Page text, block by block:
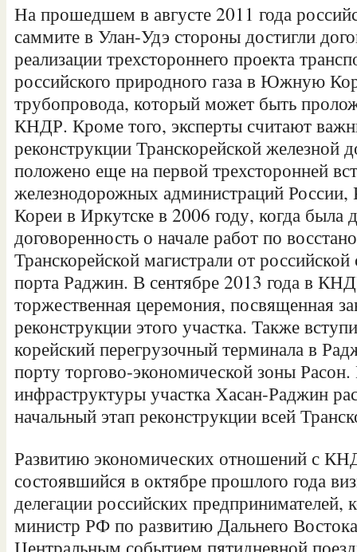
На прошедшем в августе 2011 года
саммите в Улан-Удэ стороны достигли
реализации трехстороннего проекта
российского природного газа в Южную
трубопровода, который может быть
КНДР. Кроме того, эксперты считают
реконструкции Транскорейской железной
положено еще на первой трехсторонней
железнодорожных администраций
Кореи в Иркутске в 2006 году, когда была
договоренность о начале работ по
Транскорейской магистрали от
порта Раджин. В сентябре 2013 года в
торжественная церемония, посвященная
реконструкции этого участка. Также
корейский перегрузочный терминала в
порту торгово-экономической зоны
инфраструктуры участка Хасан-Раджин
начальный этап реконструкции всей
Развитию экономических отношений с
состоявшийся в октябре прошлого года
делегации российских предпринимателей,
министр РФ по развитию Дальнего